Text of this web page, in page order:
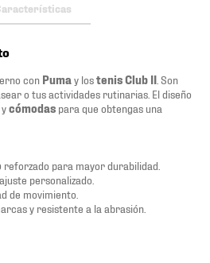
con Puma y lostenis Club II . Son
o tus actividades rutinarias. El diseño
ycómodas para que obtengas una
reforzado para mayor durabilidad.
personalizado.
de movimiento.
y resistente a la abrasión.